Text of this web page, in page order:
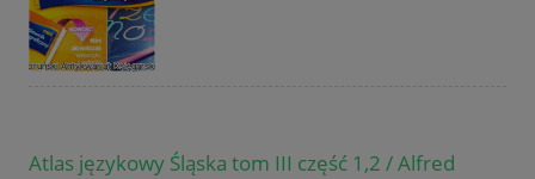
Atlas językowy Śląska tom III część 1,2 / Alfred